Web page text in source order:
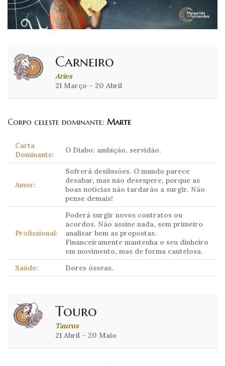
Carneiro
Aries
21 Março – 20 Abril
Corpo celeste dominante: Marte
Carta
Dominante:
O Diabo: ambição, servidão.
Amor:
Sofrerá desilusões. O mundo parece
desabar, mas não desespere, porque as
boas notícias não tardarão a surgir. Não
pense demais!
Profissional:
Poderá surgir novos contratos ou
acordos. Não assine nada, sem primeiro
analisar bem as propostas.
Financeiramente mantenha o seu dinheiro
em movimento, mas de forma cautelosa.
Saúde:
Dores ósseas.
Touro
Taurus
21 Abril – 20 Maio